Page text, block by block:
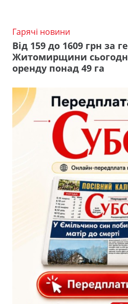
Гарячі новини
Від 159 до 1609 грн за
Житомирщини
оренду понад 49 га